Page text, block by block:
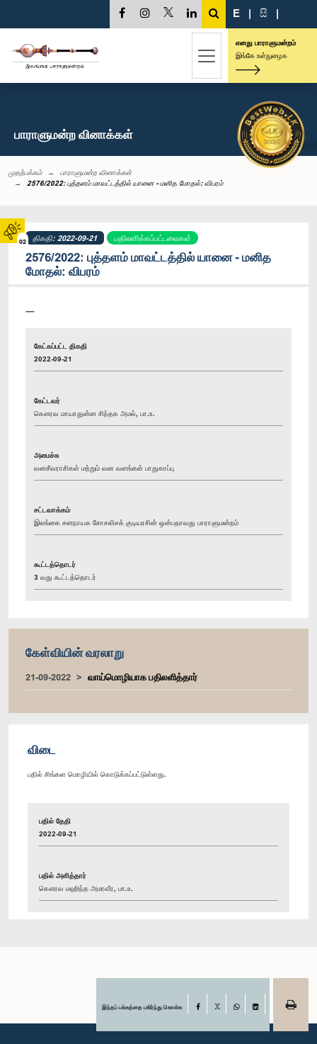
02
E | සි |
எனது பாராளுமன்றம்
இங்கே உள்நுழைக
பாராளுமன்ற வினாக்கள்
முதற்பக்கம்
பாராளுமன்ற வினாக்கள்
2576/2022: புத்தளம் மாவட்டத்தில் யானை - மனித மோதல்: விபரம்
திகதி: 2022-09-21 பதிலளிக்கப்பட்டவைகள்
2576/2022: புத்தளம் மாவட்டத்தில் யானை - மனித
மோதல்: விபரம்
----
கேட்கப்பட்ட திகதி
2022-09-21
கேட்டவர்
கௌரவ மாயாதுன்ன சிந்தக அமல், பா.உ.
அமைச்சு
வனசீவராசிகள் மற்றும் வன வளங்கள் பாதுகாப்பு
சட்டவாக்கம்
இலங்கை சனநாயக சோசலிசக் குடியரசின் ஒன்பதாவது பாராளுமன்றம்
கூட்டத்தொடர்
3 வது கூட்டத்தொடர்
கேள்வியின் வரலாறு
21-09-2022 வாய்மொழியாக பதிலளித்தார்
விடை
பதில் சிங்கள மொழியில் கொடுக்கப்பட்டுள்ளது.
பதில் தேதி
2022-09-21
பதில் அளித்தார்
கௌரவ மஹிந்த அமரவீர, பா.உ.
இந்தப் பக்கத்தை பகிர்ந்து கொள்க Facebook